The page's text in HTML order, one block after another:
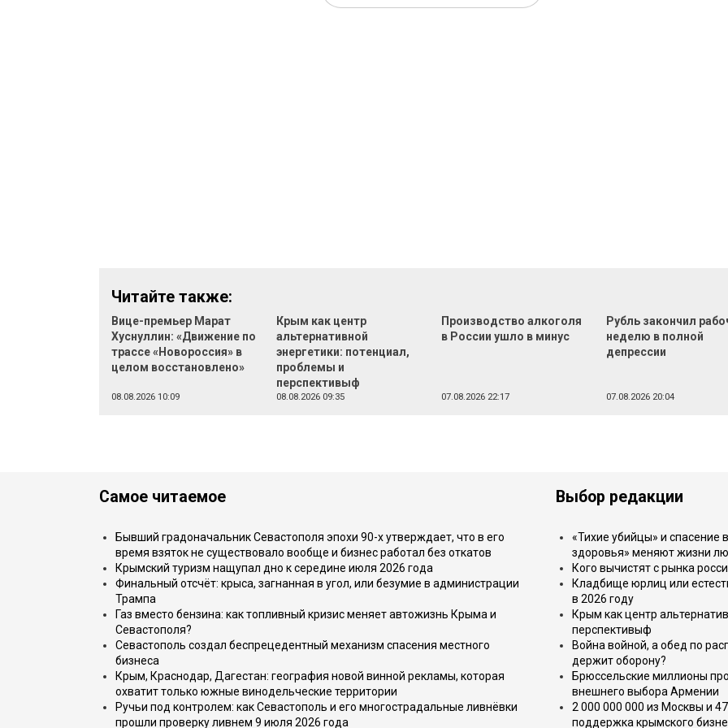
Читайте также:
Вице-премьер Марат
Хуснуллин: «Движение по
трассе «Новороссия» в
целом восстановлено»
08.08.2026 10:09
Крым как центр
альтернативной
энергетики: потенциал,
проблемы и
перспективыф
08.08.2026 09:35
Производство алкоголя
в России ушло в минус
07.08.2026 22:17
Рубль закончил
неделю в полной
депрессии
07.08.2026 20:04
Самое читаемое
Бывший градоначальник Севастополя эпохи 90-х утверждает, что в его
время взяток не существовало вообще и бизнес работал без откатов
Крымский туризм нащупал дно к середине июля 2026 года
Финальный отсчёт: крыса, загнанная в угол, или безумие в администрации
Трампа
Газ вместо бензина: как топливный кризис меняет автожизнь Крыма и
Севастополя?
Севастополь создал беспрецедентный механизм спасения местного
бизнеса
Крым, Краснодар, Дагестан: география новой винной рекламы, которая
охватит только южные винодельческие территории
Ручьи под контролем: как Севастополь и его многострадальные ливнёвки
прошли проверку ливнем 9 июля 2026 года
Выбор редакции
«Тихие убийцы» и спасение
здоровья» меняют жизни
Кого вычистят с рынка
Кладбище юрлиц или
в 2026 году
Крым как центр
перспективыф
Война войной, а обед по
держит оборону?
Брюссельские миллионы
внешнего выбора Армении
2 000 000 000 из Москвы и
поддержка крымского